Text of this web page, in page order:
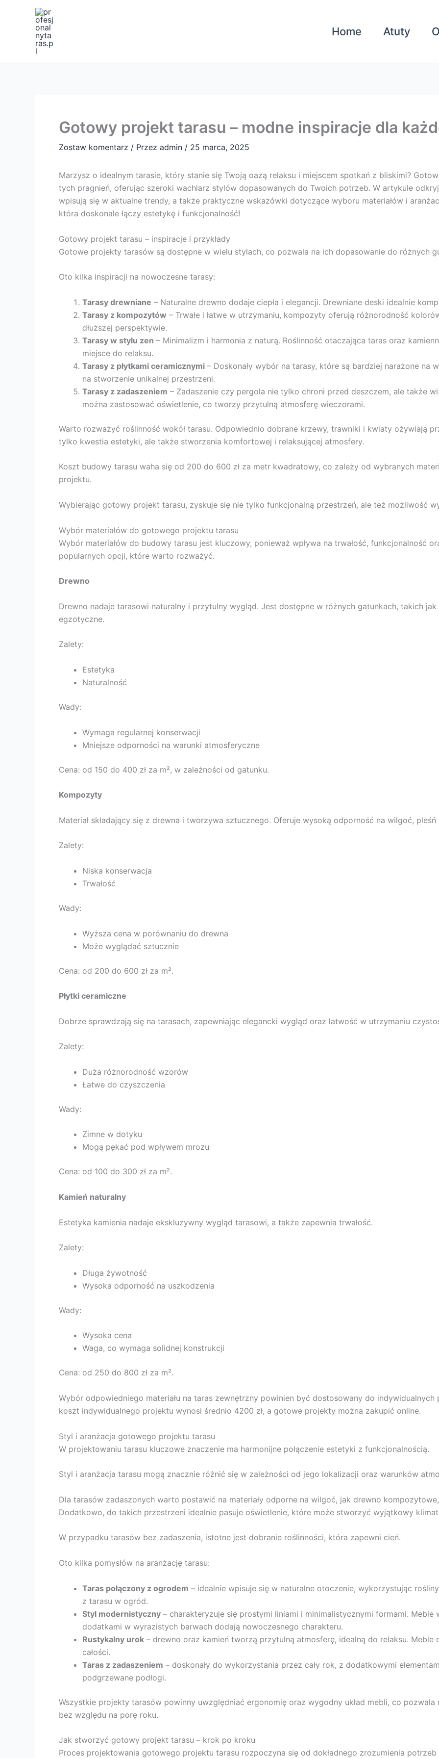
Home Atuty
Gotowy projekt tarasu – modne inspiracje dla
Zostaw komentarz / Przez admin / 25 marca, 2025
Marzysz o idealnym tarasie, który stanie się Twoją oazą relaksu i miejscem spotkań z bliskimi?
tych pragnień, oferując szeroki wachlarz stylów dopasowanych do Twoich potrzeb. W artykule
wpisują się w aktualne trendy, a także praktyczne wskazówki dotyczące wyboru materiałów i
która doskonale łączy estetykę i funkcjonalność!
Gotowy projekt tarasu – inspiracje i przykłady
Gotowe projekty tarasów są dostępne w wielu stylach, co pozwala na ich dopasowanie do różnych
Oto kilka inspiracji na nowoczesne tarasy:
Tarasy drewniane – Naturalne drewno dodaje ciepła i elegancji. Drewniane deski idealnie
Tarasy z kompozytów – Trwałe i łatwe w utrzymaniu, kompozyty oferują różnorodność
dłuższej perspektywie.
Tarasy w stylu zen – Minimalizm i harmonia z naturą. Roślinność otaczająca taras oraz
miejsce do relaksu.
Tarasy z płytkami ceramicznymi – Doskonały wybór na tarasy, które są bardziej narażone
na stworzenie unikalnej przestrzeni.
Tarasy z zadaszeniem – Zadaszenie czy pergola nie tylko chroni przed deszczem, ale także
można zastosować oświetlenie, co tworzy przytulną atmosferę wieczorami.
Warto rozważyć roślinność wokół tarasu. Odpowiednio dobrane krzewy, trawniki i kwiaty ożywiają
tylko kwestia estetyki, ale także stworzenia komfortowej i relaksującej atmosfery.
Koszt budowy tarasu waha się od 200 do 600 zł za metr kwadratowy, co zależy od wybranych
projektu.
Wybierając gotowy projekt tarasu, zyskuje się nie tylko funkcjonalną przestrzeń, ale też możliwość
Wybór materiałów do gotowego projektu tarasu
Wybór materiałów do budowy tarasu jest kluczowy, ponieważ wpływa na trwałość, funkcjonalność
popularnych opcji, które warto rozważyć.
Drewno
Drewno nadaje tarasowi naturalny i przytulny wygląd. Jest dostępne w różnych gatunkach, takich
egzotyczne.
Zalety:
Estetyka
Naturalność
Wady:
Wymaga regularnej konserwacji
Mniejsze odporności na warunki atmosferyczne
Cena: od 150 do 400 zł za m², w zależności od gatunku.
Kompozyty
Materiał składający się z drewna i tworzywa sztucznego. Oferuje wysoką odporność na wilgoć, pleśń
Zalety:
Niska konserwacja
Trwałość
Wady:
Wyższa cena w porównaniu do drewna
Może wyglądać sztucznie
Cena: od 200 do 600 zł za m².
Płytki ceramiczne
Dobrze sprawdzają się na tarasach, zapewniając elegancki wygląd oraz łatwość w utrzymaniu
Zalety:
Duża różnorodność wzorów
Łatwe do czyszczenia
Wady:
Zimne w dotyku
Mogą pękać pod wpływem mrozu
Cena: od 100 do 300 zł za m².
Kamień naturalny
Estetyka kamienia nadaje ekskluzywny wygląd tarasowi, a także zapewnia trwałość.
Zalety:
Długa żywotność
Wysoka odporność na uszkodzenia
Wady:
Wysoka cena
Waga, co wymaga solidnej konstrukcji
Cena: od 250 do 800 zł za m².
Wybór odpowiedniego materiału na taras zewnętrzny powinien być dostosowany do
koszt indywidualnego projektu wynosi średnio 4200 zł, a gotowe projekty można zakupić online.
Styl i aranżacja gotowego projektu tarasu
W projektowaniu tarasu kluczowe znaczenie ma harmonijne połączenie estetyki z funkcjonalnością.
Styl i aranżacja tarasu mogą znacznie różnić się w zależności od jego lokalizacji oraz warunków
Dla tarasów zadaszonych warto postawić na materiały odporne na wilgoć, jak drewno
Dodatkowo, do takich przestrzeni idealnie pasuje oświetlenie, które może stworzyć wyjątkowy
W przypadku tarasów bez zadaszenia, istotne jest dobranie roślinności, która zapewni cień.
Oto kilka pomysłów na aranżację tarasu:
Taras połączony z ogrodem – idealnie wpisuje się w naturalne otoczenie, wykorzystując
z tarasu w ogród.
Styl modernistyczny – charakteryzuje się prostymi liniami i minimalistycznymi formami. Meble
dodatkami w wyrazistych barwach dodają nowoczesnego charakteru.
Rustykalny urok – drewno oraz kamień tworzą przytulną atmosferę, idealną do relaksu. Meble
całości.
Taras z zadaszeniem – doskonały do wykorzystania przez cały rok, z dodatkowymi
podgrzewane podłogi.
Wszystkie projekty tarasów powinny uwzględniać ergonomię oraz wygodny układ mebli, co
bez względu na porę roku.
Jak stworzyć gotowy projekt tarasu – krok po kroku
Proces projektowania gotowego projektu tarasu rozpoczyna się od dokładnego zrozumienia potrzeb